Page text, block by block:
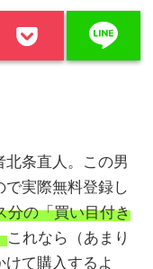
line
北条直人。この男
実際無料登録し
分の「買い目付き
これなら（あまり
て購入するよ